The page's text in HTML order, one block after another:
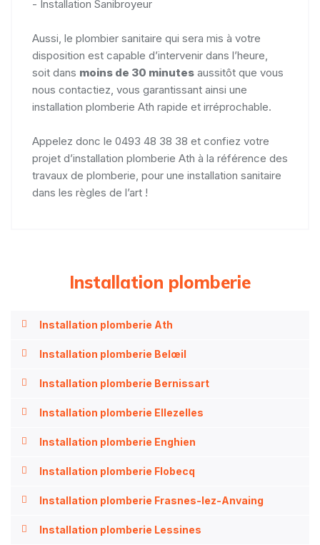
- Installation Sanibroyeur
Aussi, le plombier sanitaire qui sera mis à votre
disposition est capable d’intervenir dans l’heure,
soit dans moins de 30 minutes aussitôt que vous
nous contactiez, vous garantissant ainsi une
installation plomberie Ath rapide et irréprochable.
Appelez donc le 0493 48 38 38 et confiez votre
projet d’installation plomberie Ath à la référence des
travaux de plomberie, pour une installation sanitaire
dans les règles de l’art !
Installation plomberie
Installation plomberie Ath
Installation plomberie Belœil
Installation plomberie Bernissart
Installation plomberie Ellezelles
Installation plomberie Enghien
Installation plomberie Flobecq
Installation plomberie Frasnes-lez-Anvaing
Installation plomberie Lessines